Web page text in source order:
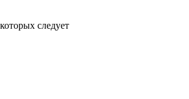
следует